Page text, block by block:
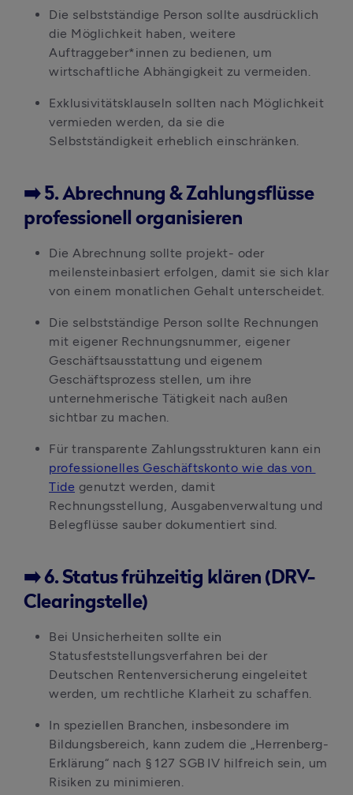
Die selbstständige Person sollte ausdrücklich
die Möglichkeit haben, weitere
Auftraggeber*innen zu bedienen, um
wirtschaftliche Abhängigkeit zu vermeiden.
Exklusivitätsklauseln sollten nach Möglichkeit
vermieden werden, da sie die
Selbstständigkeit erheblich einschränken.
➡️ 5. Abrechnung & Zahlungsflüsse
professionell organisieren
Die Abrechnung sollte projekt- oder
meilensteinbasiert erfolgen, damit sie sich klar
von einem monatlichen Gehalt unterscheidet.
Die selbstständige Person sollte Rechnungen
mit eigener Rechnungsnummer, eigener
Geschäftsausstattung und eigenem
Geschäftsprozess stellen, um ihre
unternehmerische Tätigkeit nach außen
sichtbar zu machen.
professionelles Geschäftskonto wie das von
Tide genutzt werden, damit
Rechnungsstellung, Ausgabenverwaltung und
Belegflüsse sauber dokumentiert sind.
➡️ 6. Status frühzeitig klären (DRV-
Clearingstelle)
Bei Unsicherheiten sollte ein
Statusfeststellungsverfahren bei der
Deutschen Rentenversicherung eingeleitet
werden, um rechtliche Klarheit zu schaffen.
In speziellen Branchen, insbesondere im
Bildungsbereich, kann zudem die „Herrenberg-
Erklärung“ nach § 127 SGB IV hilfreich sein, um
Risiken zu minimieren.